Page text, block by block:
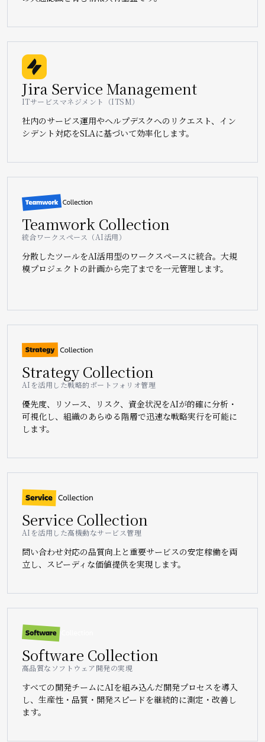
Image
Jira Service Management
ITサービスマネジメント（ITSM）
社内のサービス運用やヘルプデスクへのリクエスト、イン
シデント対応をSLAに基づいて効率化します。
Image
Teamwork Collection
統合ワークスペース（AI活用）
分散したツールをAI活用型のワークスペースに統合。大規
模プロジェクトの計画から完了までを一元管理します。
Image
Strategy Collection
AIを活用した戦略的ポートフォリオ管理
優先度、リソース、リスク、資金状況をAIが的確に分析・
可視化し、組織のあらゆる階層で迅速な戦略実行を可能に
します。
Image
Service Collection
AIを活用した高機動なサービス管理
問い合わせ対応の品質向上と重要サービスの安定稼働を両
立し、スピーディな価値提供を実現します。
Image
Software Collection
高品質なソフトウェア開発の実現
すべての開発チームにAIを組み込んだ開発プロセスを導入
し、生産性・品質・開発スピードを継続的に測定・改善し
ます。